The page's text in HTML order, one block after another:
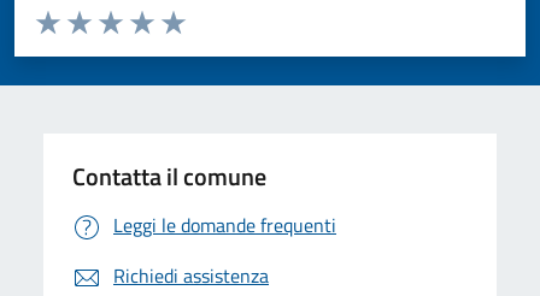
Valuta da 1 a 5 stelle la pagina
Valuta 5 stelle su 5
Valuta 4 stelle su 5
Valuta 3 stelle su 5
Valuta 2 stelle su 5
Valuta 1 stelle su 5
Contatta il comune
Leggi le domande frequenti
Richiedi assistenza